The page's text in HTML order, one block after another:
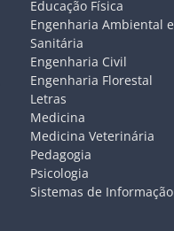
Educação Física
Engenharia Ambiental e
Sanitária
Engenharia Civil
Engenharia Florestal
Letras
Medicina
Medicina Veterinária
Pedagogia
Psicologia
Sistemas de Informação